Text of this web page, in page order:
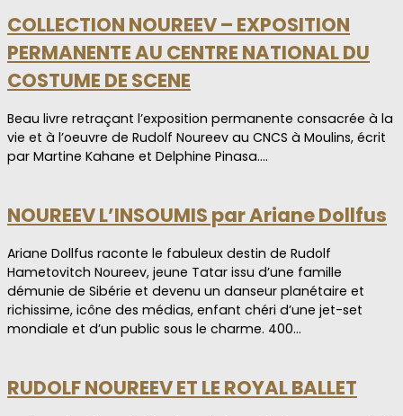
COLLECTION NOUREEV – EXPOSITION
PERMANENTE AU CENTRE NATIONAL DU
COSTUME DE SCENE
Beau livre retraçant l’exposition permanente consacrée à la
vie et à l’oeuvre de Rudolf Noureev au CNCS à Moulins, écrit
par Martine Kahane et Delphine Pinasa.…
NOUREEV L’INSOUMIS par Ariane Dollfus
Ariane Dollfus raconte le fabuleux destin de Rudolf
Hametovitch Noureev, jeune Tatar issu d’une famille
démunie de Sibérie et devenu un danseur planétaire et
richissime, icône des médias, enfant chéri d’une jet-set
mondiale et d’un public sous le charme. 400…
RUDOLF NOUREEV ET LE ROYAL BALLET